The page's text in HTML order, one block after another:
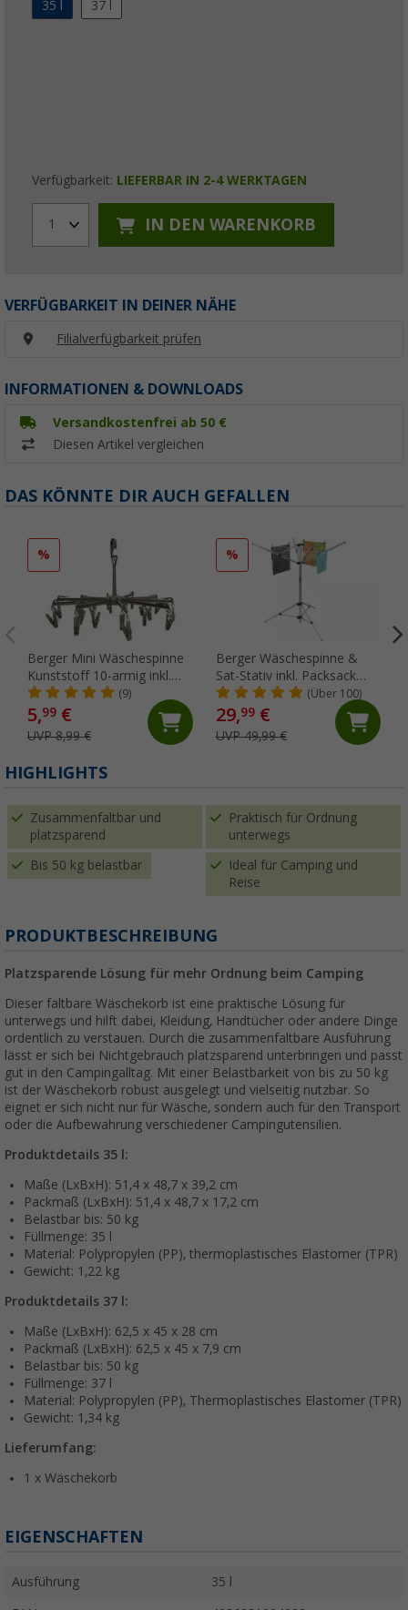
35 l
37 l
Verfügbarkeit: LIEFERBAR IN 2-4 WERKTAGEN
1 IN DEN WARENKORB
VERFÜGBARKEIT IN DEINER NÄHE
Filialverfügbarkeit prüfen
INFORMATIONEN & DOWNLOADS
Versandkostenfrei ab 50 €
Diesen Artikel vergleichen
DAS KÖNNTE DIR AUCH GEFALLEN
%
Berger Mini Wäschespinne
Kunststoff 10-armig inkl.
Wäscheklammern
(9)
5,99 €
UVP 8,99 €
%
Berger Wäschespinne &
Sat-Stativ inkl. Packsack
silber
(Über 100)
29,99€
UVP 49,99 €
HIGHLIGHTS
Zusammenfaltbar und
platzsparend
Praktisch für Ordnung
unterwegs
Bis 50 kg belastbar
Ideal für Camping und
Reise
PRODUKTBESCHREIBUNG
Platzsparende Lösung für mehr Ordnung beim Camping
Dieser faltbare Wäschekorb ist eine praktische Lösung für
unterwegs und hilft dabei, Kleidung, Handtücher oder andere Dinge
ordentlich zu verstauen. Durch die zusammenfaltbare Ausführung
lässt er sich bei Nichtgebrauch platzsparend unterbringen und passt
gut in den Campingalltag. Mit einer Belastbarkeit von bis zu 50 kg
ist der Wäschekorb robust ausgelegt und vielseitig nutzbar. So
eignet er sich nicht nur für Wäsche, sondern auch für den Transport
oder die Aufbewahrung verschiedener Campingutensilien.
Produktdetails 35 l:
Maße (LxBxH): 51,4 x 48,7 x 39,2 cm
Packmaß (LxBxH): 51,4 x 48,7 x 17,2 cm
Belastbar bis: 50 kg
Füllmenge: 35 l
Material: Polypropylen (PP), thermoplastisches Elastomer (TPR)
Gewicht: 1,22 kg
Produktdetails 37 l:
Maße (LxBxH): 62,5 x 45 x 28 cm
Packmaß (LxBxH): 62,5 x 45 x 7,9 cm
Belastbar bis: 50 kg
Füllmenge: 37 l
Material: Polypropylen (PP), Thermoplastisches Elastomer (TPR)
Gewicht: 1,34 kg
Lieferumfang:
1 x Wäschekorb
EIGENSCHAFTEN
Ausführung 35 l